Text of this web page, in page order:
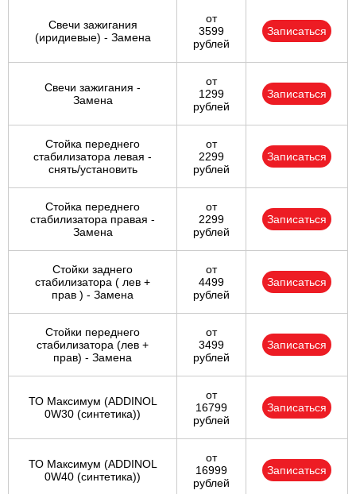
Свечи зажигания
(иридиевые) - Замена
от
3599
рублей
Записаться
Свечи зажигания -
Замена
от
1299
рублей
Записаться
Стойка переднего
стабилизатора левая -
снять/установить
от
2299
рублей
Записаться
Стойка переднего
стабилизатора правая -
Замена
от
2299
рублей
Записаться
Стойки заднего
стабилизатора ( лев +
прав ) - Замена
от
4499
рублей
Записаться
Стойки переднего
стабилизатора (лев +
прав) - Замена
от
3499
рублей
Записаться
ТО Максимум (ADDINOL
0W30 (синтетика))
от
16799
рублей
Записаться
ТО Максимум (ADDINOL
0W40 (синтетика))
от
16999
рублей
Записаться